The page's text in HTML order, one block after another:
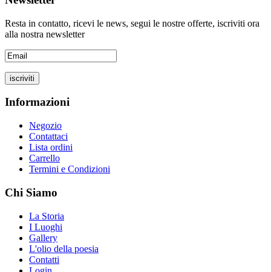
Resta in contatto, ricevi le news, segui le nostre offerte, iscriviti ora
alla nostra newsletter
Informazioni
Negozio
Contattaci
Lista ordini
Carrello
Termini e Condizioni
Chi Siamo
La Storia
I Luoghi
Gallery
L'olio della poesia
Contatti